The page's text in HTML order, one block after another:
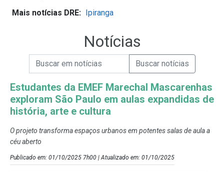
Mais notícias DRE: Ipiranga
Notícias
Campo de Busca de Notícias
Campo de Busca de informaçõesEnviar a Busca de Notícias
Estudantes da EMEF Marechal Mascarenhas
exploram São Paulo em aulas expandidas de
história, arte e cultura
O projeto transforma espaços urbanos em potentes salas de aula a
céu aberto
Publicado em: 01/10/2025 7h00 | Atualizado em: 01/10/2025